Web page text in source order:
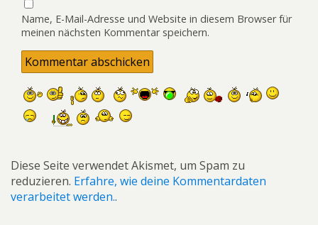
Name, E-Mail-Adresse und Website in diesem Browser für
meinen nächsten Kommentar speichern.
Diese Seite verwendet Akismet, um Spam zu
reduzieren. Erfahre, wie deine Kommentardaten
verarbeitet werden..